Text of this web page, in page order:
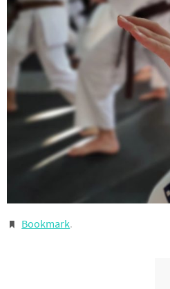
Bookmark.